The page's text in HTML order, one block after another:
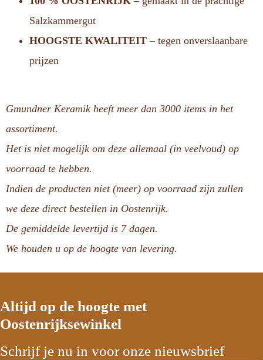
Salzkammergut
HOOGSTE KWALITEIT – tegen onverslaanbare
prijzen
Gmundner Keramik heeft meer dan 3000 items in het
assortiment.
Het is niet mogelijk om deze allemaal (in veelvoud) op
voorraad te hebben.
Indien de producten niet (meer) op voorraad zijn zullen
we deze direct bestellen in Oostenrijk.
De gemiddelde levertijd is 7 dagen.
We houden u op de hoogte van levering.
Altijd op de hoogte met
Oostenrijksewinkel
Schrijf je nu in voor onze nieuwsbrief